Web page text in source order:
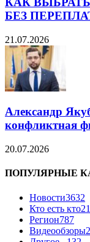
БЕЗ
21.07.2026
Александр
конфликтная
20.07.2026
ПОПУЛЯРНЫЕ
Новости3632
Кто есть кто
Регион787
Видеообзоры